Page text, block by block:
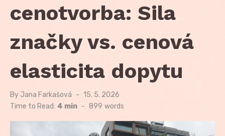
cenotvorba: Sila
značky vs. cenová
elasticita dopytu
By Jana Farkašová
Posted
on
15. 5. 2026
Time to Read: 4 min - 899 words